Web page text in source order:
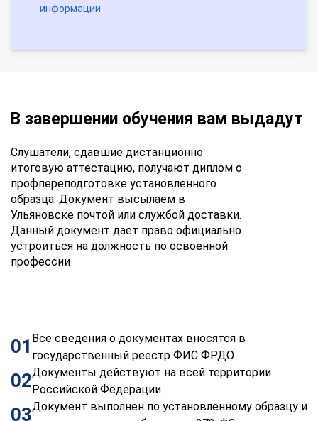
информации
В завершении обучения вам выдадут
Слушатели, сдавшие дистанционно
итоговую аттестацию, получают диплом о
профпереподготовке установленного
образца. Документ высылаем в
Ульяновске почтой или службой доставки.
Данный документ дает право официально
устроиться на должность по освоенной
профессии
01 Все сведения о документах вносятся в
государственный реестр ФИС ФРДО
02Документы действуют на всей территории
Российской Федерации
03Документ выполнен по установленному образцу и